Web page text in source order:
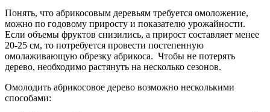
Понять, что абрикосовым деревьям требуется омоложение,
можно по годовому приросту и показателю урожайности.
Если объемы фруктов снизились, а прирост составляет менее
20-25 см, то потребуется провести постепенную
омолаживающую обрезку абрикоса. Чтобы не потерять
дерево, необходимо растянуть на несколько сезонов.
Омолодить абрикосовое дерево возможно несколькими
способами: